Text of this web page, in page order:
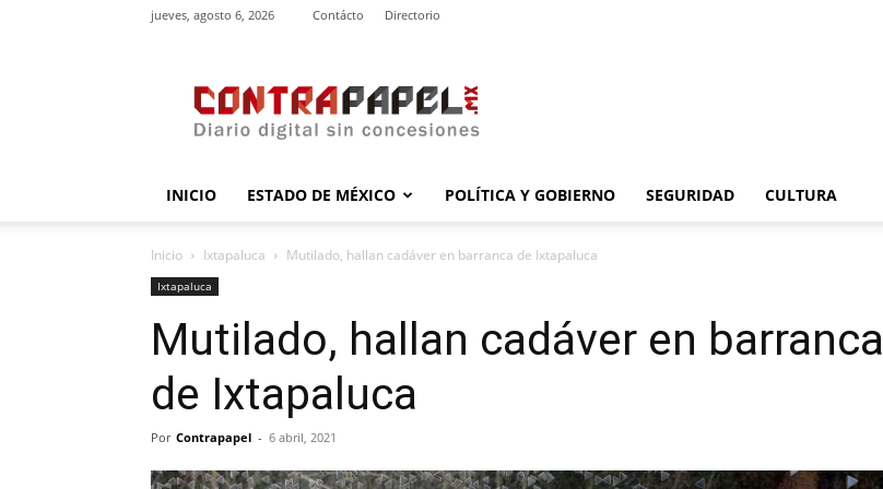
jueves, agosto 6, 2026 Contácto Directorio
INICIO ESTADO DE MÉXICO POLÍTICA Y GOBIERNO SEGURIDAD CULTURA
Inicio Ixtapaluca Mutilado, hallan cadáver en barranca de Ixtapaluca
Ixtapaluca
Mutilado, hallan cadáver en barranca
de Ixtapaluca
Por Contrapapel - 6 abril, 2021